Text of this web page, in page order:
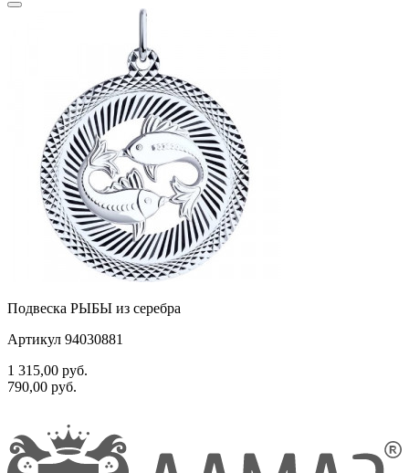
Подвеска РЫБЫ из серебра
Артикул 94030881
1 315,00 руб.
790,00 руб.